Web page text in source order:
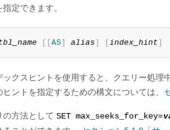
定できます。
[ [AS] alias] [index_hint]
ックスヒントを使用すると、クエリー処
ントを指定するための構文については、
の方法として SET max_seeks_for_key=